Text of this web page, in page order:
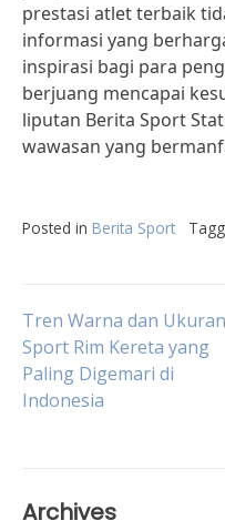
prestasi atlet terbaik
informasi yang
inspirasi bagi para
berjuang mencapai
liputan Berita Sport
wawasan yang
Posted in Berita Sport
Post
navigation
Tren Warna dan Ukuran
Sport Rim Kereta yang
Paling Digemari di
Indonesia
Archives